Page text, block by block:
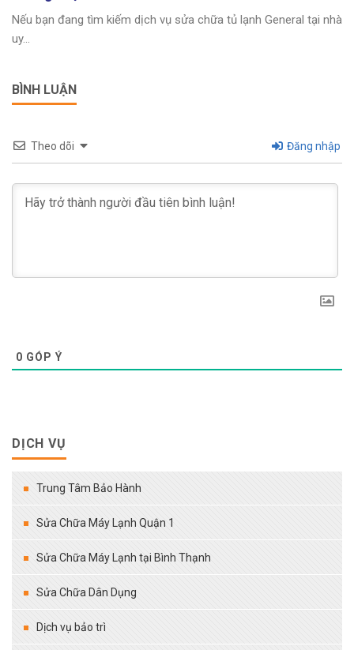
Nếu bạn đang tìm kiếm dịch vụ sửa chữa tủ lạnh General tại nhà
uy...
BÌNH LUẬN
Theo dõi Đăng nhập
0 GÓP Ý
DỊCH VỤ
Trung Tâm Bảo Hành
Sửa Chữa Máy Lạnh Quận 1
Sửa Chữa Máy Lạnh tại Bình Thạnh
Sửa Chữa Dân Dụng
Dịch vụ bảo trì